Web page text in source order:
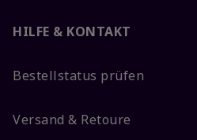
HILFE & KONTAKT
Bestellstatus prüfen
Versand & Retoure